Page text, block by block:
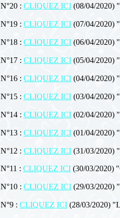
N°20 : CLIQUEZ ICI (08/04/2020)
N°19 : CLIQUEZ ICI (07/04/2020)
N°18 : CLIQUEZ ICI (06/04/2020)
N°17 : CLIQUEZ ICI (05/04/2020)
N°16 : CLIQUEZ ICI (04/04/2020)
N°15 : CLIQUEZ ICI (03/04/2020)
N°14 : CLIQUEZ ICI (02/04/2020)
N°13 : CLIQUEZ ICI (01/04/2020)
N°12 : CLIQUEZ ICI (31/03/2020)
N°11 : CLIQUEZ ICI (30/03/2020)
N°10 : CLIQUEZ ICI (29/03/2020)
N°9 : CLIQUEZ ICI (28/03/2020)